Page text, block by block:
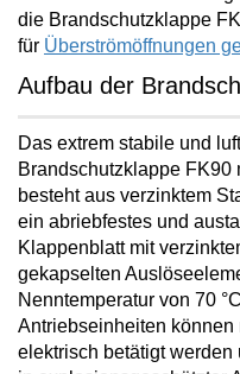
die Brandschutzklappe
für Überströmöffnungen
Aufbau der
Das extrem stabile und
Brandschutzklappe FK90
besteht aus verzinktem
ein abriebfestes und
Klappenblatt mit
gekapselten
Nenntemperatur von 70
Antriebseinheiten
elektrisch betätigt